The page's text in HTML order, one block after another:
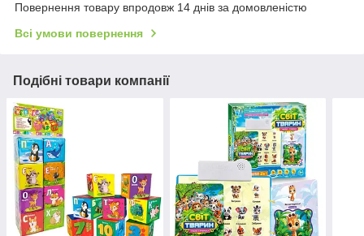
Повернення товару впродовж 14 днів за домовленістю
Всі умови повернення
Подібні товари компанії